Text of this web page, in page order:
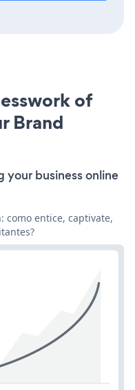
of
Brand
your business online
como entice, captivate,